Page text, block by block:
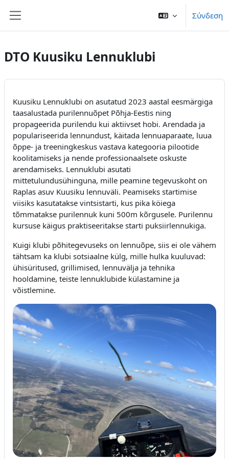
Σύνδεση
DTO Kuusiku Lennuklubi
Kuusiku Lennuklubi on asutatud 2023 aastal eesmärgiga
taasalustada purilennuõpet Põhja-Eestis ning
propageerida purilendu kui aktiivset hobi. Arendada ja
populariseerida lennundust, käitada lennuaparaate, luua
õppe- ja treeningkeskus vastava kategooria pilootide
koolitamiseks ja nende professionaalsete oskuste
arendamiseks. Lennuklubi asutati
mittetulundusühinguna, mille peamine tegevuskoht on
Raplas asuv Kuusiku lennuväli. Peamiseks startimise
viisiks kasutatakse vintsistarti, kus pika köiega
tõmmatakse purilennuk kuni 500m kõrgusele. Purilennu
kursuse käigus praktiseeritakse starti puksiirlennukiga.
Kuigi klubi põhitegevuseks on lennuõpe, siis ei ole vähem
tähtsam ka klubi sotsiaalne külg, mille hulka kuuluvad:
ühisüritused, grillimised, lennuvälja ja tehnika
hooldamine, teiste lennuklubide külastamine ja
võistlemine.